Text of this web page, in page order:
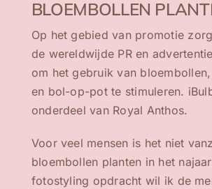
BLOEMBOLLEN
Op het gebied van promotie
de wereldwijde PR en
om het gebruik van
en bol-op-pot te stimuleren.
onderdeel van Royal Anthos.
Voor veel mensen is het niet
bloembollen planten in het
fotostyling opdracht wil ik de